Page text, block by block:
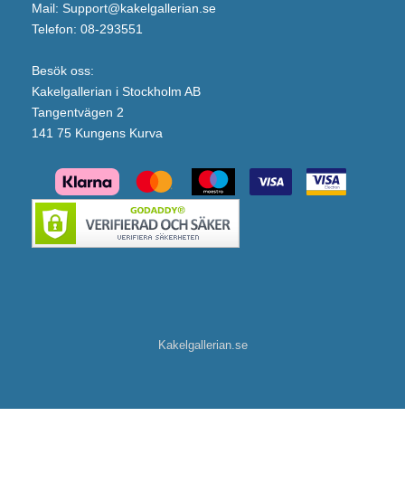
Mail: Support@kakelgallerian.se
Telefon: 08-293551
Besök oss:
Kakelgallerian i Stockholm AB
Tangentvägen 2
141 75 Kungens Kurva
Kakelgallerian.se